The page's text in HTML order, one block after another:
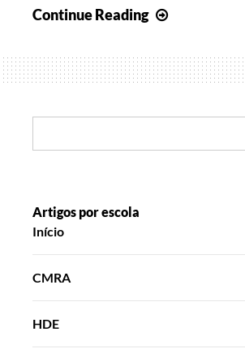
Continue Reading
a
Escola
Artigos por escola
Início
CMRA
HDE